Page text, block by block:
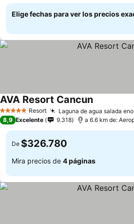
Elige fechas para ver los precios
5 Estrellas Resort Laguna de agua salada
AVA Resort Cancun
8,9 Excelente 9.318 a 6.6 km de:
De $326.780
Mira precios de 4 páginas